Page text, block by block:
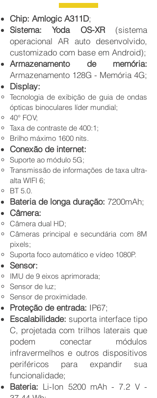
Chip: Amlogic A311D;
Sistema: Yoda OS-XR (sistema
operacional AR auto desenvolvido,
customizado com base em Android);
Armazenamento de memória:
Armazenamento 128G - Memória 4G;
Display:
Tecnologia de exibição de guia de ondas
ópticas binoculares líder mundial;
40° FOV;
Taxa de contraste de 400:1;
Brilho máximo 1600 nits.
Conexão de internet:
Suporte ao módulo 5G;
Transmissão de informações de taxa ultra-
alta WIFI 6;
BT 5.0.
Bateria de longa duração: 7200mAh;
Câmera:
Câmera dual HD;
Câmeras principal e secundária com 8M
pixels;
Suporta foco automático e vídeo 1080P.
Sensor:
IMU de 9 eixos aprimorada;
Sensor de luz;
Sensor de proximidade​.
Proteção de entrada: IP67;
Escalabilidade: suporta interface tipo
C, projetada com trilhos laterais que
podem conectar módulos
infravermelhos e outros dispositivos
periféricos para expandir sua
funcionalidade;
Bateria: Li-Ion 5200 mAh - 7.2 V -